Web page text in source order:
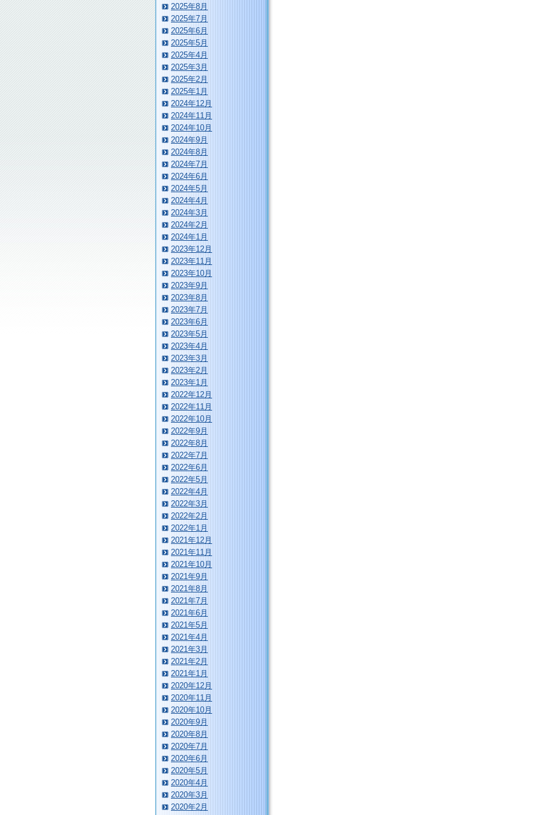
2025年8月
2025年7月
2025年6月
2025年5月
2025年4月
2025年3月
2025年2月
2025年1月
2024年12月
2024年11月
2024年10月
2024年9月
2024年8月
2024年7月
2024年6月
2024年5月
2024年4月
2024年3月
2024年2月
2024年1月
2023年12月
2023年11月
2023年10月
2023年9月
2023年8月
2023年7月
2023年6月
2023年5月
2023年4月
2023年3月
2023年2月
2023年1月
2022年12月
2022年11月
2022年10月
2022年9月
2022年8月
2022年7月
2022年6月
2022年5月
2022年4月
2022年3月
2022年2月
2022年1月
2021年12月
2021年11月
2021年10月
2021年9月
2021年8月
2021年7月
2021年6月
2021年5月
2021年4月
2021年3月
2021年2月
2021年1月
2020年12月
2020年11月
2020年10月
2020年9月
2020年8月
2020年7月
2020年6月
2020年5月
2020年4月
2020年3月
2020年2月